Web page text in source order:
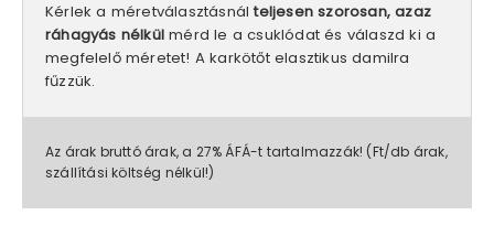
Kérlek a méretválasztásnálteljesen szorosan, azaz
ráhagyás nélkül mérd le a csuklódat és válaszd ki a
megfelelő méretet! A karkötőt elasztikus damilra
fűzzük.
Az árak bruttó árak, a 27% ÁFÁ-t tartalmazzák! (Ft/db árak,
szállítási költség nélkül!)